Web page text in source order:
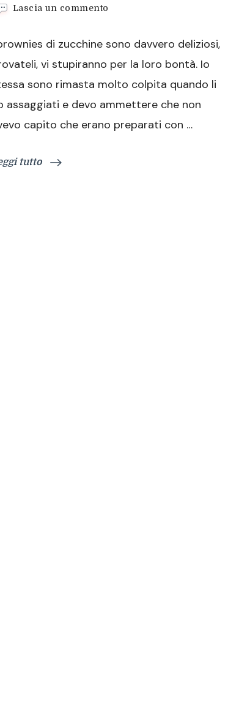
Lascia un commento
zucchine,
vera
delizia!
di zucchine sono davvero deliziosi,
vi stupiranno per la loro bontà. Io
sono rimasta molto colpita quando li
assaggiati e devo ammettere che non
capito che erano preparati con …
tutto